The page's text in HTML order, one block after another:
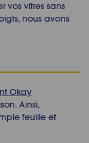
vos vitres sans
nous avons
Okay
Ainsi,
feuille et